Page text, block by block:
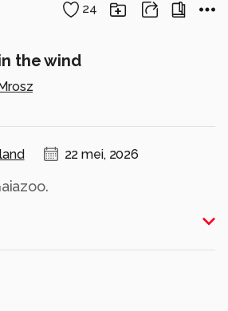
24
the wind
22 mei, 2026